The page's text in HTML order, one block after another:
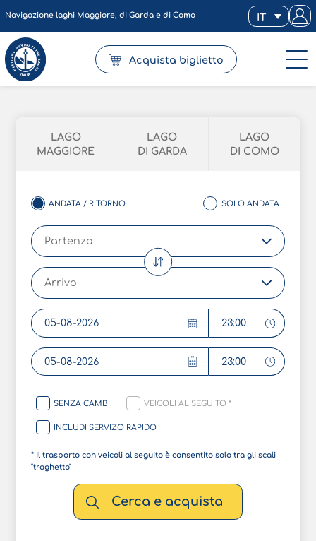
Navigazione laghi Maggiore, di Garda e di Como IT
Acquista biglietto
LAGO
MAGGIORE
LAGO
DI GARDA
LAGO
DI COMO
ANDATA / RITORNO SOLO ANDATA
PARTENZA
Partenza
ARRIVO
Arrivo
Data di partenza
Ora di partenza
Data di ritorno
Ora di ritorno
SENZA CAMBI VEICOLI AL SEGUITO *
INCLUDI SERVIZO RAPIDO
* Il trasporto con veicoli al seguito è consentito solo tra gli scali
"traghetto"
Cerca e acquista